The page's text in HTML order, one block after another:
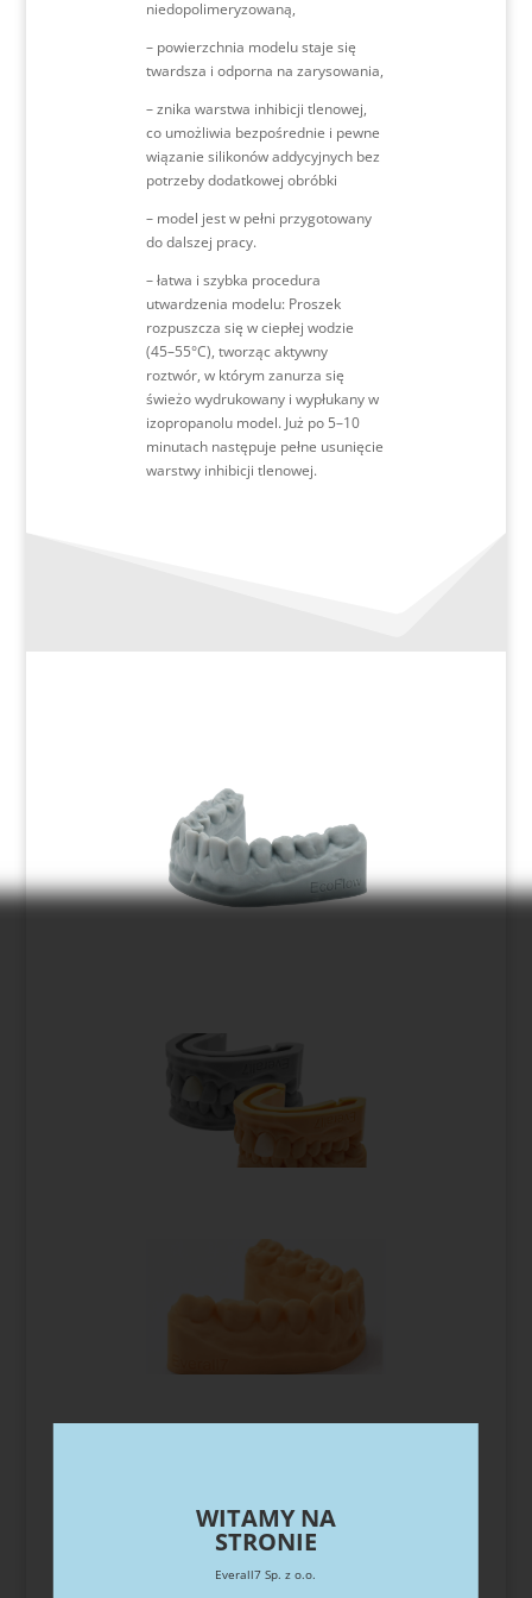
niedopolimeryzowaną,
– powierzchnia modelu staje się
twardsza i odporna na zarysowania,
– znika warstwa inhibicji tlenowej,
co umożliwia bezpośrednie i pewne
wiązanie silikonów addycyjnych bez
potrzeby dodatkowej obróbki
– model jest w pełni przygotowany
do dalszej pracy.
– łatwa i szybka procedura
utwardzenia modelu: Proszek
rozpuszcza się w ciepłej wodzie
(45–55°C), tworząc aktywny
roztwór, w którym zanurza się
świeżo wydrukowany i wypłukany w
izopropanolu model. Już po 5–10
minutach następuje pełne usunięcie
warstwy inhibicji tlenowej.
Dane techniczne
WITAMY NA
STRONIE
Everall7 Sp. z o.o.